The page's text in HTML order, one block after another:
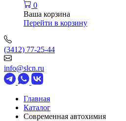
0
Ваша корзина
Перейти в корзину
(3412) 77-25-44
info@slcn.ru
Главная
Каталог
Современная автохимия